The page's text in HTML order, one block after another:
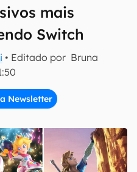
mais
Switch
• Editado por Bruna
Newsletter
do Canaltech.